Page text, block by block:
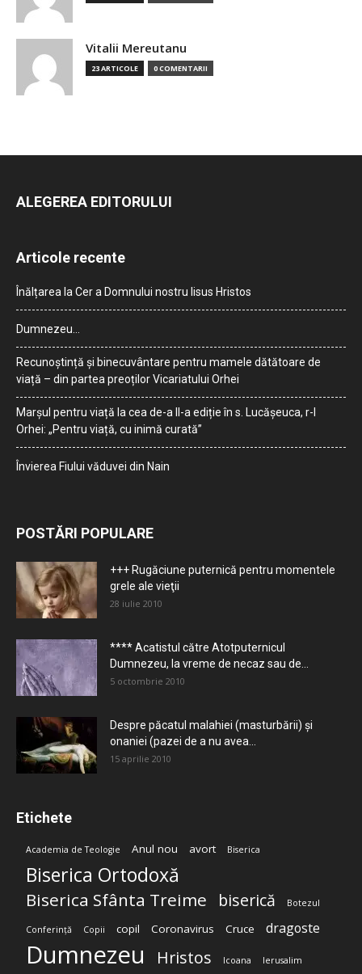
Vitalii Mereutanu
23 ARTICOLE 0 COMENTARII
ALEGEREA EDITORULUI
Articole recente
Înălțarea la Cer a Domnului nostru Iisus Hristos
Dumnezeu…
Recunoștință și binecuvântare pentru mamele dătătoare de
viață – din partea preoților Vicariatului Orhei
Marșul pentru viață la cea de-a II-a ediție în s. Lucășeuca, r-l
Orhei: „Pentru viață, cu inimă curată”
Învierea Fiului văduvei din Nain
POSTĂRI POPULARE
+++ Rugăciune puternică pentru momentele
grele ale vieţii
28 iulie 2010
**** Acatistul către Atotputernicul
Dumnezeu, la vreme de necaz sau de...
5 octombrie 2010
Despre păcatul malahiei (masturbării) şi
onaniei (pazei de a nu avea...
15 aprilie 2010
Etichete
Academia de Teologie Anul nou avort Biserica
Biserica Ortodoxă
Biserica Sfânta Treime biserică Botezul
Conferință Copii copil Coronavirus Cruce dragoste
Dumnezeu Hristos Icoana Ierusalim